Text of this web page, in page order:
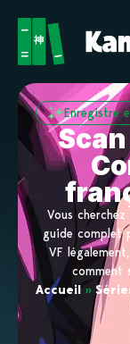
Enregistre
Vous
guide complet
VF
comment
Accueil »